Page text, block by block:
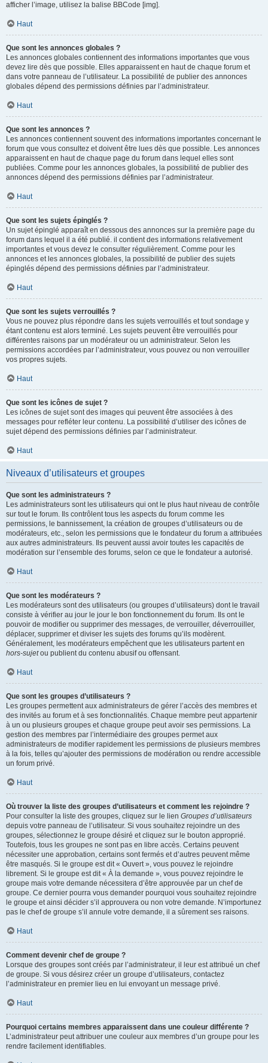
afficher l’image, utilisez la balise BBCode [img].
Haut
Que sont les annonces globales ?
Les annonces globales contiennent des informations importantes que vous
devez lire dès que possible. Elles apparaissent en haut de chaque forum et
dans votre panneau de l’utilisateur. La possibilité de publier des annonces
globales dépend des permissions définies par l’administrateur.
Haut
Que sont les annonces ?
Les annonces contiennent souvent des informations importantes concernant le
forum que vous consultez et doivent être lues dès que possible. Les annonces
apparaissent en haut de chaque page du forum dans lequel elles sont
publiées. Comme pour les annonces globales, la possibilité de publier des
annonces dépend des permissions définies par l’administrateur.
Haut
Que sont les sujets épinglés ?
Un sujet épinglé apparaît en dessous des annonces sur la première page du
forum dans lequel il a été publié. il contient des informations relativement
importantes et vous devez le consulter régulièrement. Comme pour les
annonces et les annonces globales, la possibilité de publier des sujets
épinglés dépend des permissions définies par l’administrateur.
Haut
Que sont les sujets verrouillés ?
Vous ne pouvez plus répondre dans les sujets verrouillés et tout sondage y
étant contenu est alors terminé. Les sujets peuvent être verrouillés pour
différentes raisons par un modérateur ou un administrateur. Selon les
permissions accordées par l’administrateur, vous pouvez ou non verrouiller
vos propres sujets.
Haut
Que sont les icônes de sujet ?
Les icônes de sujet sont des images qui peuvent être associées à des
messages pour refléter leur contenu. La possibilité d’utiliser des icônes de
sujet dépend des permissions définies par l’administrateur.
Haut
Niveaux d’utilisateurs et groupes
Que sont les administrateurs ?
Les administrateurs sont les utilisateurs qui ont le plus haut niveau de contrôle
sur tout le forum. Ils contrôlent tous les aspects du forum comme les
permissions, le bannissement, la création de groupes d’utilisateurs ou de
modérateurs, etc., selon les permissions que le fondateur du forum a attribuées
aux autres administrateurs. Ils peuvent aussi avoir toutes les capacités de
modération sur l’ensemble des forums, selon ce que le fondateur a autorisé.
Haut
Que sont les modérateurs ?
Les modérateurs sont des utilisateurs (ou groupes d’utilisateurs) dont le travail
consiste à vérifier au jour le jour le bon fonctionnement du forum. Ils ont le
pouvoir de modifier ou supprimer des messages, de verrouiller, déverrouiller,
déplacer, supprimer et diviser les sujets des forums qu’ils modèrent.
Généralement, les modérateurs empêchent que les utilisateurs partent en
hors-sujetou publient du contenu abusif ou offensant.
Haut
Que sont les groupes d’utilisateurs ?
Les groupes permettent aux administrateurs de gérer l’accès des membres et
des invités au forum et à ses fonctionnalités. Chaque membre peut appartenir
à un ou plusieurs groupes et chaque groupe peut avoir ses permissions. La
gestion des membres par l’intermédiaire des groupes permet aux
administrateurs de modifier rapidement les permissions de plusieurs membres
à la fois, telles qu’ajouter des permissions de modération ou rendre accessible
un forum privé.
Haut
Où trouver la liste des groupes d’utilisateurs et comment les rejoindre ?
Pour consulter la liste des groupes, cliquez sur le lien Groupes d’utilisateurs
depuis votre panneau de l’utilisateur. Si vous souhaitez rejoindre un des
groupes, sélectionnez le groupe désiré et cliquez sur le bouton approprié.
Toutefois, tous les groupes ne sont pas en libre accès. Certains peuvent
nécessiter une approbation, certains sont fermés et d’autres peuvent même
être masqués. Si le groupe est dit « Ouvert », vous pouvez le rejoindre
librement. Si le groupe est dit « À la demande », vous pouvez rejoindre le
groupe mais votre demande nécessitera d’être approuvée par un chef de
groupe. Ce dernier pourra vous demander pourquoi vous souhaitez rejoindre
le groupe et ainsi décider s’il approuvera ou non votre demande. N’importunez
pas le chef de groupe s’il annule votre demande, il a sûrement ses raisons.
Haut
Comment devenir chef de groupe ?
Lorsque des groupes sont créés par l’administrateur, il leur est attribué un chef
de groupe. Si vous désirez créer un groupe d’utilisateurs, contactez
l’administrateur en premier lieu en lui envoyant un message privé.
Haut
Pourquoi certains membres apparaissent dans une couleur différente ?
L’administrateur peut attribuer une couleur aux membres d’un groupe pour les
rendre facilement identifiables.